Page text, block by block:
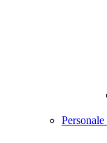
Personale